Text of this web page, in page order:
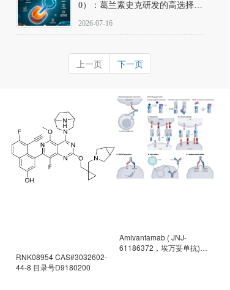
0）：葛兰素史克研发的高选择
抗剂，被广泛视为研究PPARδ核
靶点药理机制的金标准化学探
针。
2026-07-16
上一页 下一页
RNK08954 CAS#3032602-
44-8 目录号D9180200
Amivantamab ( JNJ-
61186372，埃万妥单抗)